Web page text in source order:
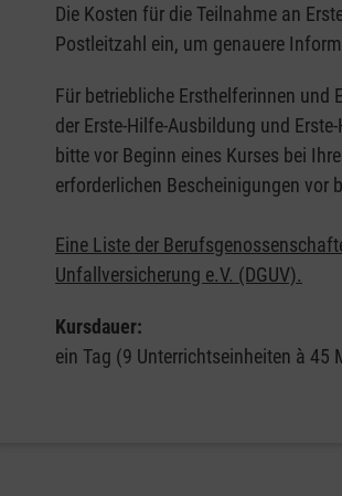
Die Kosten für die Teilnahme an
Postleitzahl ein, um genauere
Für betriebliche Ersthelferinnen und
der Erste-Hilfe-Ausbildung und
bitte vor Beginn eines Kurses bei
erforderlichen Bescheinigungen vor
Eine Liste der
Unfallversicherung e.V. (DGUV).
Kursdauer:
ein Tag (9 Unterrichtseinheiten à 45